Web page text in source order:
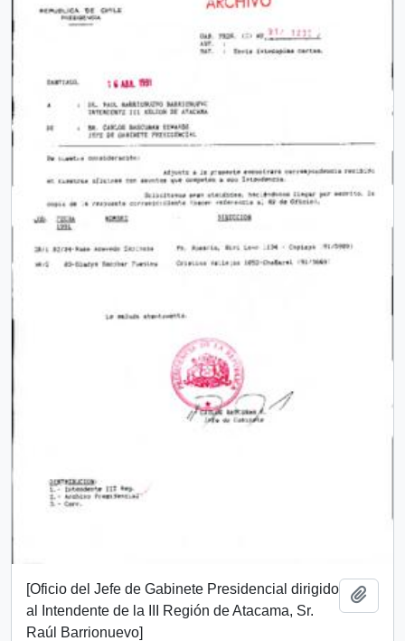
[Oficio del Jefe de Gabinete Presidencial dirigido
al Intendente de la III Región de Atacama, Sr.
Raúl Barrionuevo]